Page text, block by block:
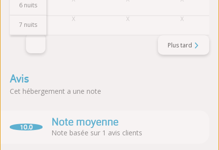
Plus tard
6 nuits
7 nuits
Avis
Cet hébergement a une note
10.0 Note moyenne
Note basée sur 1 avis clients